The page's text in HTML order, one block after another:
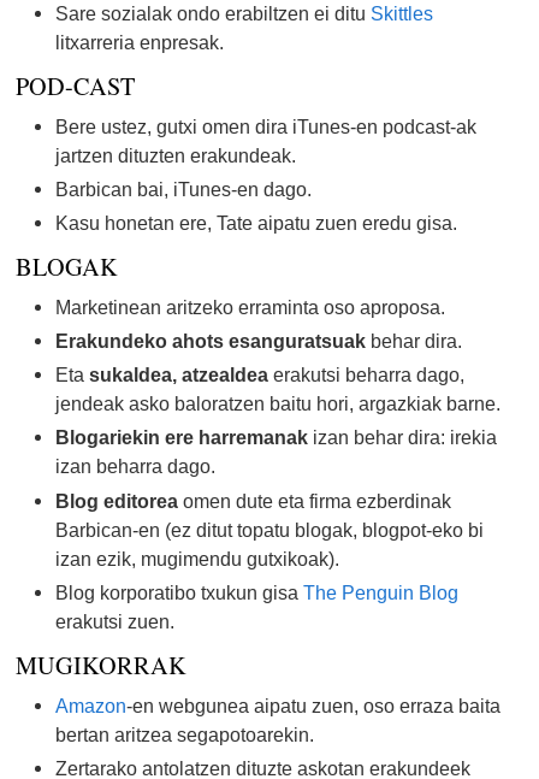
Sare sozialak ondo erabiltzen ei ditu Skittles
litxarreria enpresak.
POD-CAST
Bere ustez, gutxi omen dira iTunes-en podcast-ak
jartzen dituzten erakundeak.
Barbican bai, iTunes-en dago.
Kasu honetan ere, Tate aipatu zuen eredu gisa.
BLOGAK
Marketinean aritzeko erraminta oso aproposa.
Erakundeko ahots esanguratsuak behar dira.
Eta sukaldea, atzealdeaerakutsi beharra dago,
jendeak asko baloratzen baitu hori, argazkiak barne.
Blogariekin ere harremanakizan behar dira: irekia
izan beharra dago.
Blog editorea omen dute eta firma ezberdinak
Barbican-en (ez ditut topatu blogak, blogpot-eko bi
izan ezik, mugimendu gutxikoak).
Blog korporatibo txukun gisa The Penguin Blog
erakutsi zuen.
MUGIKORRAK
Amazon-en webgunea aipatu zuen, oso erraza baita
bertan aritzea segapotoarekin.
Zertarako antolatzen dituzte askotan erakundeek